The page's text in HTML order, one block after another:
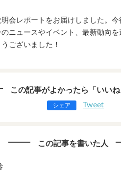
会レポートをお届けしました。
ニュースやイベント、最新動向
ございました！
この記事がよかったら「いい
シェア Tweet
この記事を書いた人